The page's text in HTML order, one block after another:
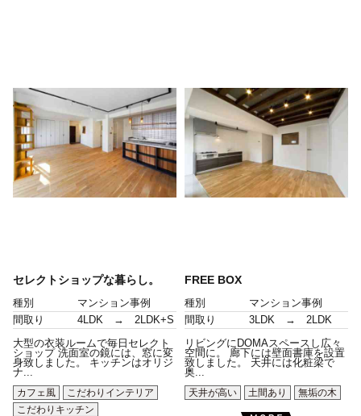
セレクトショップな暮らし。
種別
マンション事例
間取り
4LDK → 2LDK+S
大型の衣装ルームで毎日セレクト
ショップ 洗面室の鏡には、窓に変
身致しました。 キッチンはオリジ
ナ...
カフェ風
こだわりインテリア
こだわりキッチン
FREE BOX
種別
マンション事例
間取り
3LDK → 2LDK
リビングにDOMAスペースし広々
空間に。 廊下には壁面書庫を設置
致しました。 天井には化粧梁で
奥...
天井が高い
土間あり 無垢の木